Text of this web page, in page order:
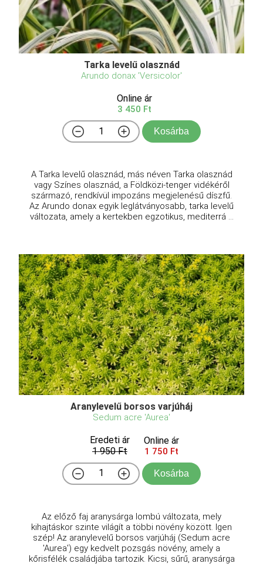
Tarka levelű olasznád
Arundo donax 'Versicolor'
Online ár
3 450 Ft
Kosárba
A Tarka levelű olasznád, más néven Tarka olasznád
vagy Színes olasznád, a Földközi-tenger vidékéről
származó, rendkívül impozáns megjelenésű díszfű.
Az Arundo donax egyik leglátványosabb, tarka levelű
változata, amely a kertekben egzotikus, mediterrá ...
Aranylevelű borsos varjúháj
Sedum acre 'Aurea'
Eredeti ár
1 950 Ft
Online ár
1 750 Ft
Kosárba
Az előző faj aranysárga lombú változata, mely
kihajtáskor szinte világít a többi növény között. Igen
szép! Az aranylevelű borsos varjúháj (Sedum acre
'Aurea') egy kedvelt pozsgás növény, amely a
kőrisfélék családjába tartozik. Kicsi, sűrű, aranysárga